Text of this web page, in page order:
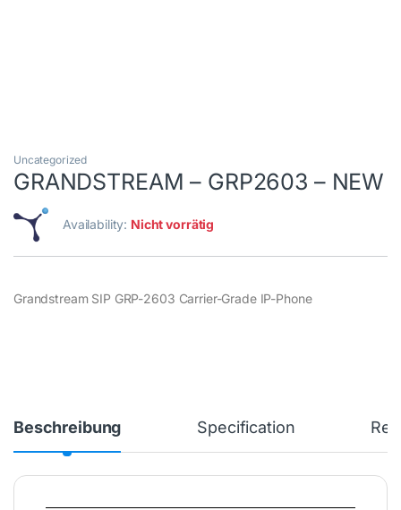
Uncategorized
GRANDSTREAM – GRP2603 – NEW
Availability: Nicht vorrätig
Grandstream SIP GRP-2603 Carrier-Grade IP-Phone
Beschreibung Specification